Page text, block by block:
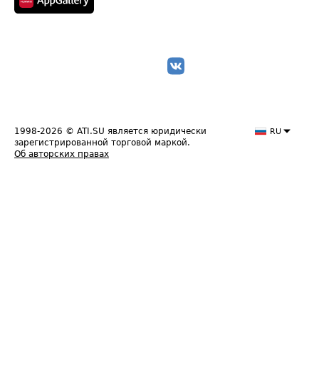
1998-2026 © ATI.SU является юридически
зарегистрированной торговой маркой.
Об авторских правах
RU